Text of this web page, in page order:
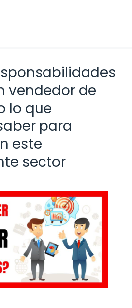
vendedor de
lo que
para
este
sector